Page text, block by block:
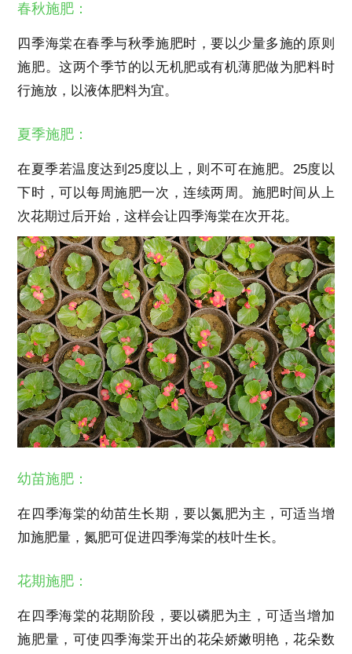
春秋施肥：
四季海棠在春季与秋季施肥时，要以少量多施的原则
施肥。这两个季节的以无机肥或有机薄肥做为肥料时
行施放，以液体肥料为宜。
夏季施肥：
在夏季若温度达到25度以上，则不可在施肥。25度以
下时，可以每周施肥一次，连续两周。施肥时间从上
次花期过后开始，这样会让四季海棠在次开花。
幼苗施肥：
在四季海棠的幼苗生长期，要以氮肥为主，可适当增
加施肥量，氮肥可促进四季海棠的枝叶生长。
花期施肥：
在四季海棠的花期阶段，要以磷肥为主，可适当增加
施肥量，可使四季海棠开出的花朵娇嫩明艳，花朵数